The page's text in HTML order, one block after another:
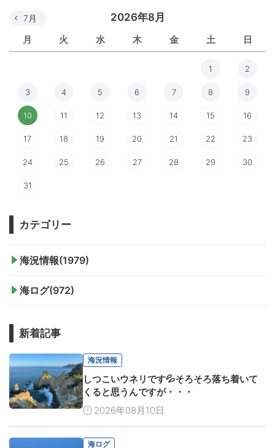
2026年8月
月 火 水 木 金 土 日
7月
1 2
3 4 5 6 7 8 9
10 11 12 13 14 15 16
17 18 19 20 21 22 23
24 25 26 27 28 29 30
31
カテゴリー
海況情報(1979)
海ログ(972)
新着記事
海況情報
しつこいウネリです💦そろそろ落ち着いて
くると思うんですが・・・
2026年08月10日
海ログ